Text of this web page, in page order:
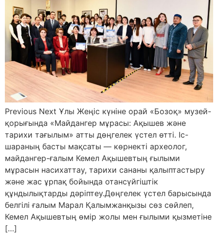
Previous Next Ұлы Жеңіс күніне орай «Бозоқ» музей-
қорығында «Майдангер мұрасы: Ақышев және
тарихи тағылым» атты дөңгелек үстел өтті. Іс-
шараның басты мақсаты — көрнекті археолог,
майдангер-ғалым Кемел Ақышевтың ғылыми
мұрасын насихаттау, тарихи сананы қалыптастыру
және жас ұрпақ бойында отансүйгіштік
құндылықтарды дәріптеу.Дөңгелек үстел барысында
белгілі ғалым Марал Қалымжанқызы сөз сөйлеп,
Кемел Ақышевтың өмір жолы мен ғылыми қызметіне
[…]